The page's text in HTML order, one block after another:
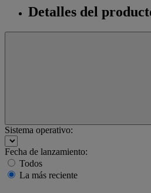
Detalles del
Sistema operativo:
Fecha de lanzamiento:
Todos
La más reciente